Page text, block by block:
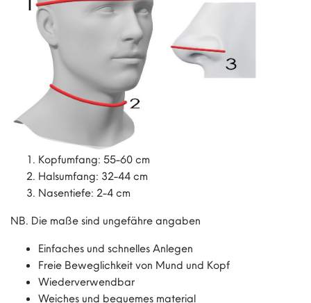
Kopfumfang: 55-60 cm
Halsumfang: 32-44 cm
Nasentiefe: 2-4 cm
NB. Die maße sind ungefähre angaben
Einfaches und schnelles Anlegen
Freie Beweglichkeit von Mund und Kopf
Wiederverwendbar
Weiches und bequemes material